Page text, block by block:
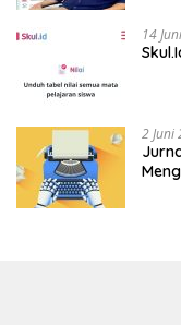
14
2 Juni